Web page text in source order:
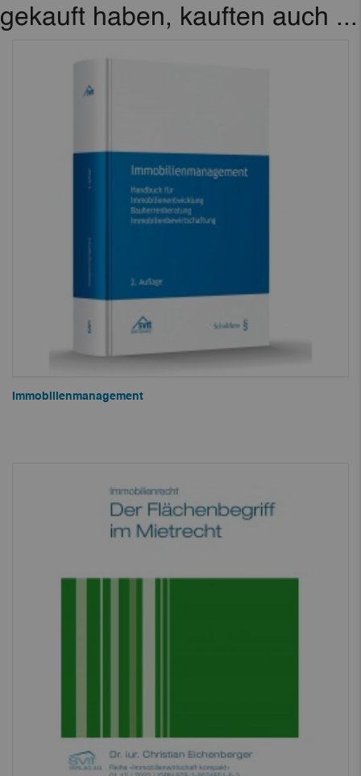
gekauft haben, kauften auch ...
Immobilienmanagement